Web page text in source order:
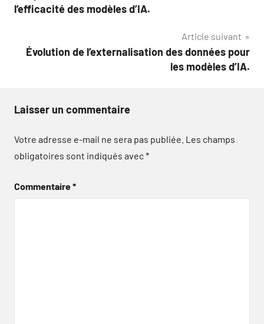
l’efficacité des modèles d’IA.
Article suivant
Évolution de l’externalisation des données pour
les modèles d’IA.
Laisser un commentaire
Votre adresse e-mail ne sera pas publiée. Les champs
obligatoires sont indiqués avec*
Commentaire*